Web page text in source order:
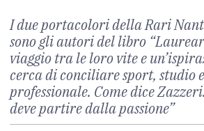
I due portacolori della Rari
sono gli autori del libro
viaggio tra le loro vite e
cerca di conciliare sport, studio
professionale. Come dice
deve partire dalla passione”